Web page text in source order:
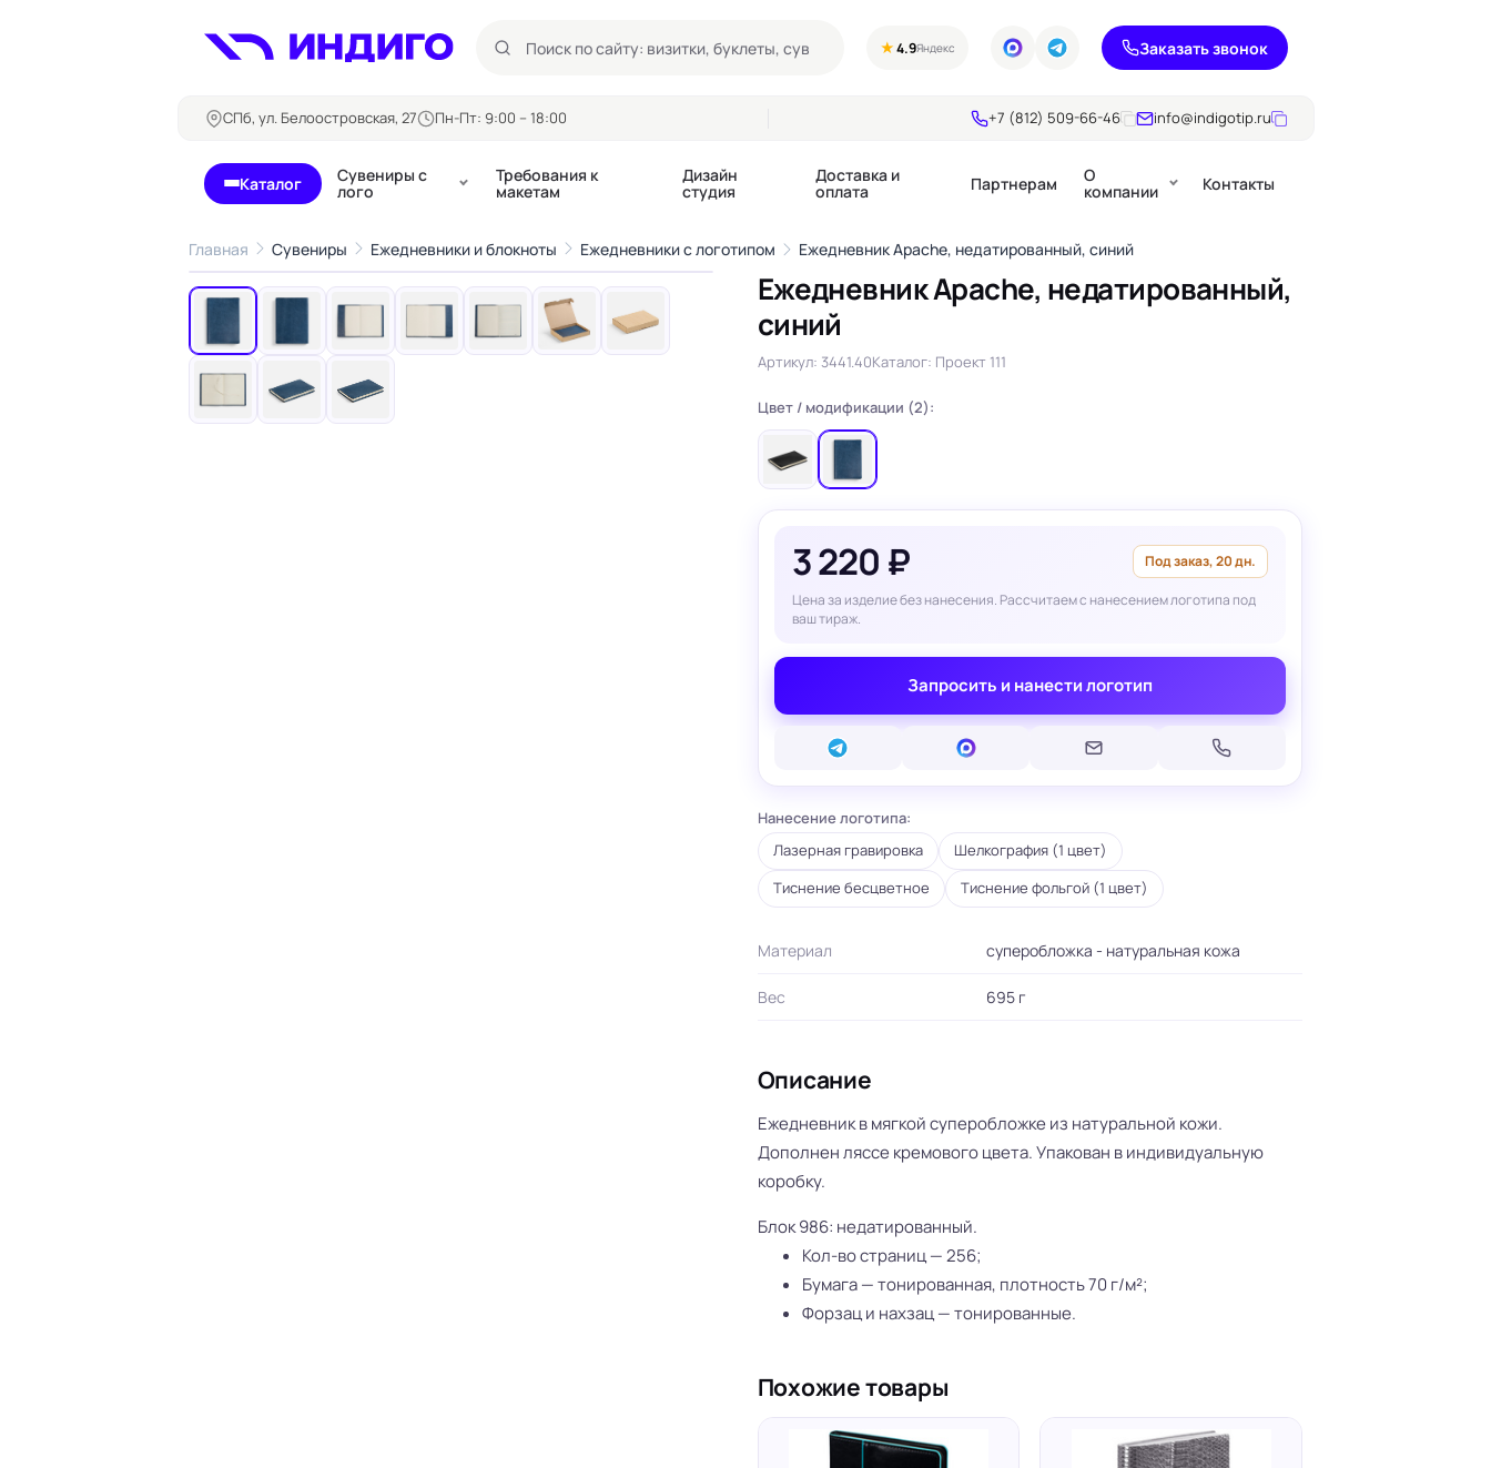
★4.9Яндекс Заказать звонок
СПб, ул. Белоостровская, 27 Пн-Пт: 9:00 – 18:00 +7 (812) 509-66-46 info@indigotip.ru
Каталог
Бланки и формуляры
Бейджи
Визитки
Конверты
Ленты для бейджей
Билеты, купоны
Буклеты
Календари квартальные
Календари настольные
Календари перекидные
Дорхенгеры / Крючки
Некхенгеры
Флажки бумажные
Ценники
Шелфтокеры
Готовые бумажные пакеты
Шуберы, обечайки
Стенды
Баннеры
Печать на холсте
Шелфтокеры
Печать на кепках
Печать на футболках
Брендирование униформы
Печать на термосах
Сувениры с
лого
Требования к
макетам
Дизайн
студия
Доставка и
оплата Партнерам О
компании Контакты
Главная Сувениры Ежедневники и блокноты Ежедневники с логотипом Ежедневник Apache, недатированный, синий
‹ ›
1/10
Ежедневник Apache, недатированный,
синий
Артикул: 3441.40Каталог: Проект 111
Цвет / модификации (2):
3 220 ₽ Под заказ, 20 дн.
Цена за изделие без нанесения. Рассчитаем с нанесением логотипа под
ваш тираж.
Запросить и нанести логотип
Нанесение логотипа:
Лазерная гравировка
Шелкография (1 цвет)
Тиснение бесцветное
Тиснение фольгой (1 цвет)
Материал суперобложка - натуральная кожа
Вес 695 г
Описание
Ежедневник в мягкой суперобложке из натуральной кожи.
Дополнен ляссе кремового цвета. Упакован в индивидуальную
коробку.
Блок 986: недатированный.
Кол-во страниц — 256;
Бумага — тонированная, плотность 70 г/м²;
Форзац и нахзац — тонированные.
Похожие товары